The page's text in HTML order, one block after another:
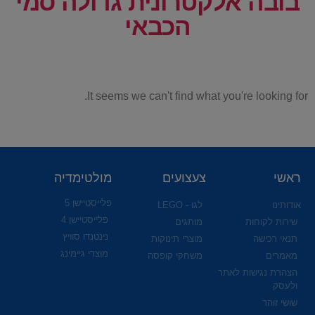
הכבאי
It seems we can't find what you're looking for.
ראשי
אודותינו
שירות לקוחות
תנאי רכישה
מאמרים
הצהרת נגישות לאתר
ולעסק
שושי זוהר
צעצועים
לגו - LEGO
מותגים
מוצרי תינוקות
משחקי קופסה
מולטימדיה
פלייסטיישן 5
פלייסטיישן 4
נינטנדו סוויץ
מוצרי גיימינג